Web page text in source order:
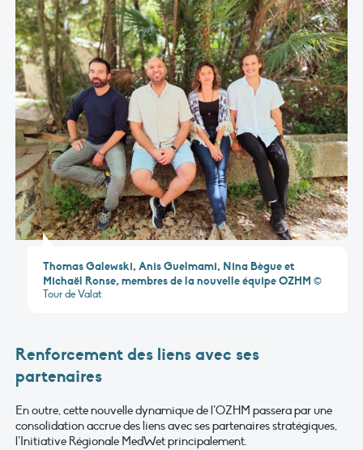
Thomas Galewski, Anis Guelmami, Nina Bègue et
Michaël Ronse, membres de la nouvelle équipe OZHM ©
Tour de Valat
Renforcement des liens avec ses
partenaires
En outre, cette nouvelle dynamique de l’OZHM passera par une
consolidation accrue des liens avec ses partenaires stratégiques,
l’Initiative Régionale MedWet principalement.